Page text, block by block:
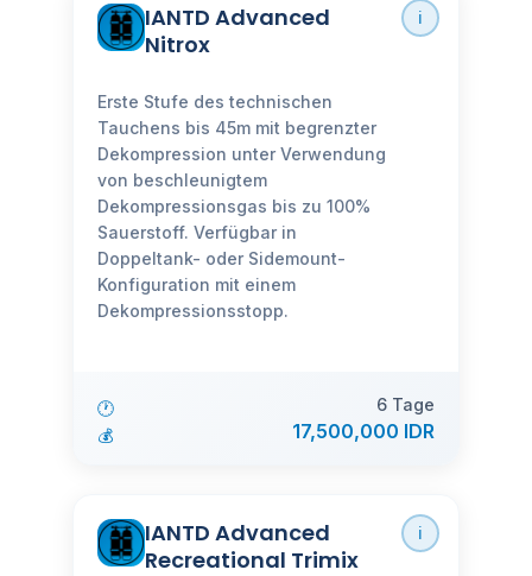
ℹ️
IANTD Advanced
Nitrox
Erste Stufe des technischen
Tauchens bis 45m mit begrenzter
Dekompression unter Verwendung
von beschleunigtem
Dekompressionsgas bis zu 100%
Sauerstoff. Verfügbar in
Doppeltank- oder Sidemount-
Konfiguration mit einem
Dekompressionsstopp.
🕐
6 Tage
💰
17,500,000 IDR
ℹ️
IANTD Advanced
Recreational Trimix